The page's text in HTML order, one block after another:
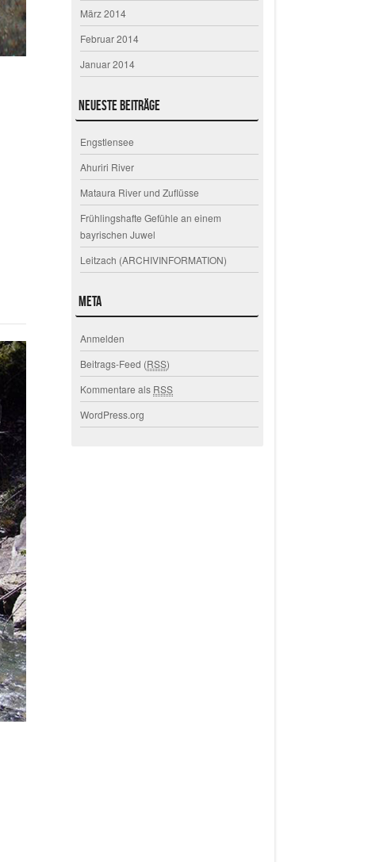
März 2014
Februar 2014
Januar 2014
Neueste Beiträge
Engstlensee
Ahuriri River
Mataura River und Zuflüsse
Frühlingshafte Gefühle an einem
bayrischen Juwel
Leitzach (ARCHIVINFORMATION)
Meta
Anmelden
Beitrags-Feed (RSS)
Kommentare als RSS
WordPress.org